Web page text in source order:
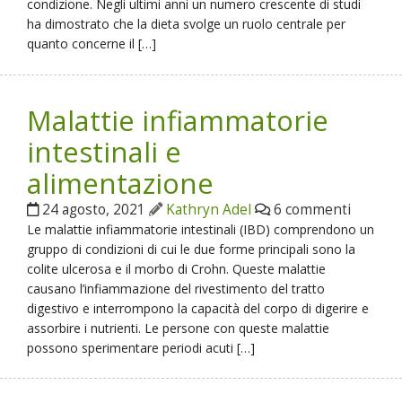
condizione. Negli ultimi anni un numero crescente di studi
ha dimostrato che la dieta svolge un ruolo centrale per
quanto concerne il […]
Malattie infiammatorie
intestinali e
alimentazione
24 agosto, 2021 Kathryn Adel 6 commenti
Le malattie infiammatorie intestinali (IBD) comprendono un
gruppo di condizioni di cui le due forme principali sono la
colite ulcerosa e il morbo di Crohn. Queste malattie
causano l’infiammazione del rivestimento del tratto
digestivo e interrompono la capacità del corpo di digerire e
assorbire i nutrienti. Le persone con queste malattie
possono sperimentare periodi acuti […]